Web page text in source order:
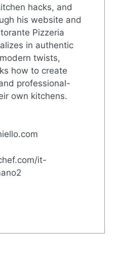
hacks, and
his website and
Pizzeria
in authentic
twists,
how to create
professional-
own kitchens.
it-